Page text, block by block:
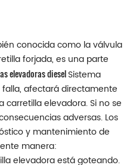
conocida como la válvula
forjada, es una parte
elevadoras dieselSistema
afectará directamente
elevadora. Si no se
adversas. Los
y mantenimiento de
manera:
elevadora está goteando.